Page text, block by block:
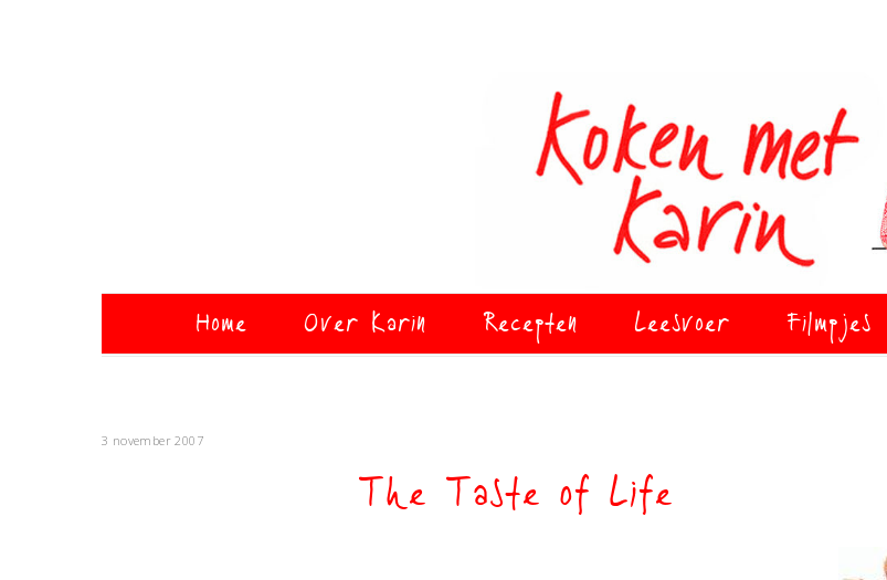
Home Over Karin Recepten Leesvoer Filmpjes
3 november 2007
The Taste of Life